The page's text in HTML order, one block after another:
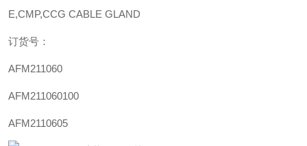
E,CMP,CCG CABLE GLAND
订货号：
AFM211060
AFM211060100
AFM2110605